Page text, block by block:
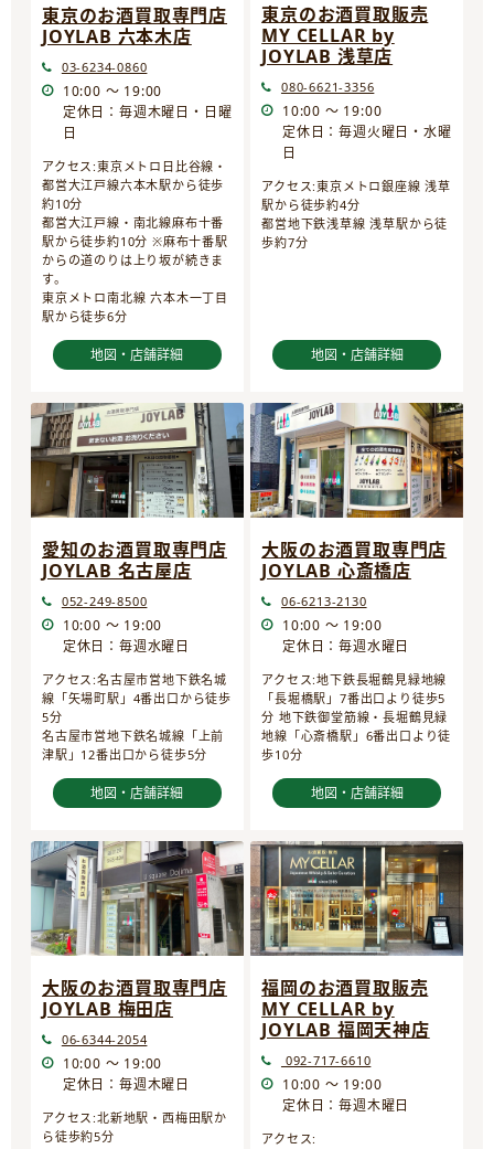
東京のお酒買取専門店
JOYLAB 六本木店
03-6234-0860
10:00 ～ 19:00
定休日：毎週木曜日・日曜
日
アクセス:東京メトロ日比谷線・
都営大江戸線六本木駅から徒歩
約10分
都営大江戸線・南北線麻布十番
駅から徒歩約10分 ※麻布十番駅
からの道のりは上り坂が続きま
す。
東京メトロ南北線 六本木一丁目
駅から徒歩6分
地図・店舗詳細
東京のお酒買取販売
MY CELLAR by
JOYLAB 浅草店
080-6621-3356
10:00 ～ 19:00
定休日：毎週火曜日・水曜
日
アクセス:東京メトロ銀座線 浅草
駅から徒歩約4分
都営地下鉄浅草線 浅草駅から徒
歩約7分
地図・店舗詳細
愛知のお酒買取専門店
JOYLAB 名古屋店
052-249-8500
10:00 ～ 19:00
定休日：毎週水曜日
アクセス:名古屋市営地下鉄名城
線「矢場町駅」4番出口から徒歩
5分
名古屋市営地下鉄名城線「上前
津駅」12番出口から徒歩5分
地図・店舗詳細
大阪のお酒買取専門店
JOYLAB 心斎橋店
06-6213-2130
10:00 ～ 19:00
定休日：毎週水曜日
アクセス:地下鉄長堀鶴見緑地線
「長堀橋駅」7番出口より徒歩5
分 地下鉄御堂筋線・長堀鶴見緑
地線「心斎橋駅」6番出口より徒
歩10分
地図・店舗詳細
大阪のお酒買取専門店
JOYLAB 梅田店
06-6344-2054
10:00 ～ 19:00
定休日：毎週木曜日
アクセス:北新地駅・西梅田駅か
ら徒歩約5分
福岡のお酒買取販売
MY CELLAR by
JOYLAB 福岡天神店
092-717-6610
10:00 ～ 19:00
定休日：毎週木曜日
アクセス: